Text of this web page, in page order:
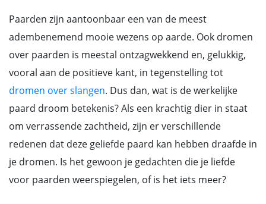
Paarden zijn aantoonbaar een van de meest
adembenemend mooie wezens op aarde. Ook dromen
over paarden is meestal ontzagwekkend en, gelukkig,
vooral aan de positieve kant, in tegenstelling tot
dromen over slangen. Dus dan, wat is de werkelijke
paard droom betekenis? Als een krachtig dier in staat
om verrassende zachtheid, zijn er verschillende
redenen dat deze geliefde paard kan hebben draafde in
je dromen. Is het gewoon je gedachten die je liefde
voor paarden weerspiegelen, of is het iets meer?